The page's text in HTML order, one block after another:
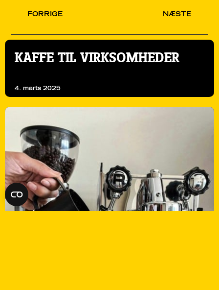
FORRIGE NÆSTE
KAFFE TIL VIRKSOMHEDER
4. marts 2025